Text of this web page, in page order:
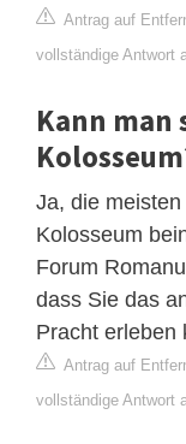
Antrag auf
vollständige Antwort
Kann man
Ja, die
Kolosseum
Forum
dass Sie das
Pracht erleben
Antrag auf
vollständige Antwort